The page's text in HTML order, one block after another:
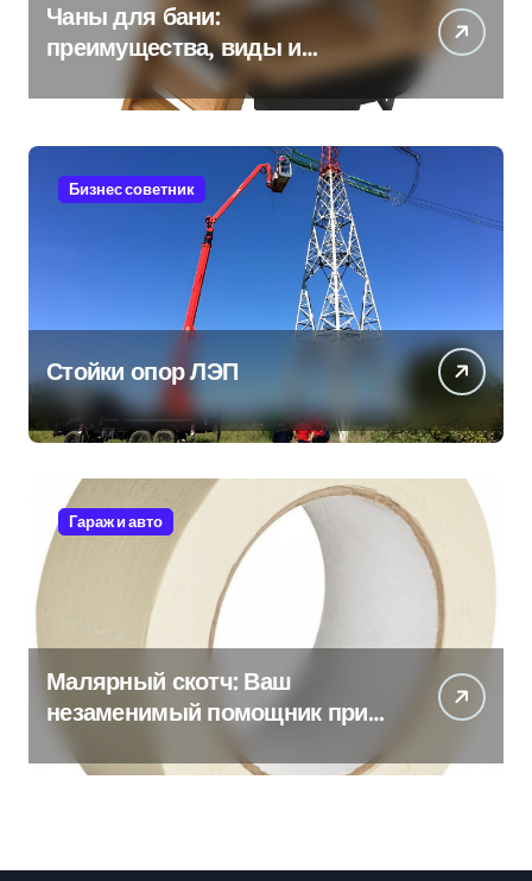
Чаны для бани:
преимущества, виды и
особенности использования
Бизнес советник
Стойки опор ЛЭП
Гараж и авто
Малярный скотч: Ваш
незаменимый помощник при